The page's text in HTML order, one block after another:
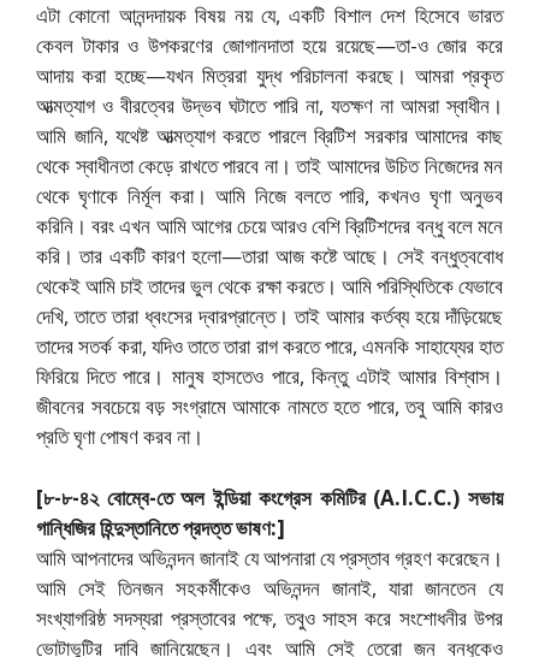
এটা কোনো আনন্দদায়ক বিষয় নয় যে, একটি বিশাল দেশ হিসেবে ভারত
কেবল টাকার ও উপকরণের জোগানদাতা হয়ে রয়েছে—তা-ও জোর করে
আদায় করা হচ্ছে—যখন মিত্ররা যুদ্ধ পরিচালনা করছে। আমরা প্রকৃত
আত্মত্যাগ ও বীরত্বের উদ্ভব ঘটাতে পারি না, যতক্ষণ না আমরা স্বাধীন।
আমি জানি, যথেষ্ট আত্মত্যাগ করতে পারলে ব্রিটিশ সরকার আমাদের কাছ
থেকে স্বাধীনতা কেড়ে রাখতে পারবে না। তাই আমাদের উচিত নিজেদের মন
থেকে ঘৃণাকে নির্মূল করা। আমি নিজে বলতে পারি, কখনও ঘৃণা অনুভব
করিনি। বরং এখন আমি আগের চেয়ে আরও বেশি ব্রিটিশদের বন্ধু বলে মনে
করি। তার একটি কারণ হলো—তারা আজ কষ্টে আছে। সেই বন্ধুত্ববোধ
থেকেই আমি চাই তাদের ভুল থেকে রক্ষা করতে। আমি পরিস্থিতিকে যেভাবে
দেখি, তাতে তারা ধ্বংসের দ্বারপ্রান্তে। তাই আমার কর্তব্য হয়ে দাঁড়িয়েছে
তাদের সতর্ক করা, যদিও তাতে তারা রাগ করতে পারে, এমনকি সাহায্যের হাত
ফিরিয়ে দিতে পারে। মানুষ হাসতেও পারে, কিন্তু এটাই আমার বিশ্বাস।
জীবনের সবচেয়ে বড় সংগ্রামে আমাকে নামতে হতে পারে, তবু আমি কারও
প্রতি ঘৃণা পোষণ করব না।
[৮-৮-৪২ বোম্বে-তে অল ইন্ডিয়া কংগ্রেস কমিটির (A.I.C.C.) সভায়
গান্ধিজির হিন্দুস্তানিতে প্রদত্ত ভাষণ:]
আমি আপনাদের অভিনন্দন জানাই যে আপনারা যে প্রস্তাব গ্রহণ করেছেন।
আমি সেই তিনজন সহকর্মীকেও অভিনন্দন জানাই, যারা জানতেন যে
সংখ্যাগরিষ্ঠ সদস্যরা প্রস্তাবের পক্ষে, তবুও সাহস করে সংশোধনীর উপর
ভোটাভুটির দাবি জানিয়েছেন। এবং আমি সেই তেরো জন বন্ধুকেও